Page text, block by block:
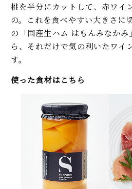
桃を半分にカットして、赤ワイ
の。これを食べやすい大きさに
の「国産生ハム はもんみなか
ら、それだけで気の利いたワイ
す。
使った食材はこちら